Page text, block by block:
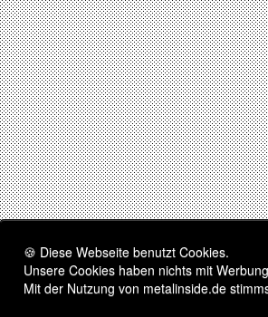
🍪 Diese Webseite benutzt Cookies.
Unsere Cookies haben nichts mit
Mit der Nutzung von metalinside.de